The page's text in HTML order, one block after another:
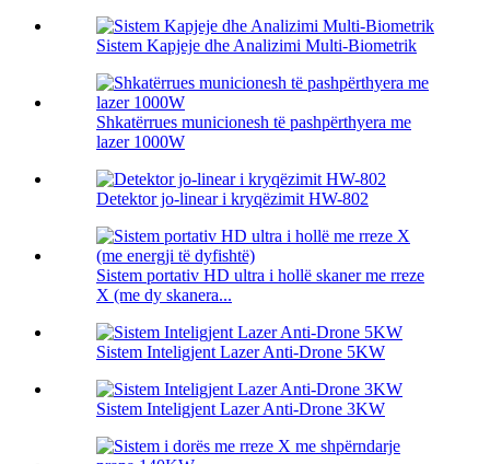
Sistem Kapjeje dhe Analizimi Multi-Biometrik
Shkatërrues municionesh të pashpërthyera me
lazer 1000W
Detektor jo-linear i kryqëzimit HW-802
Sistem portativ HD ultra i hollë skaner me rreze
X (me dy skanera...
Sistem Inteligjent Lazer Anti-Drone 5KW
Sistem Inteligjent Lazer Anti-Drone 3KW